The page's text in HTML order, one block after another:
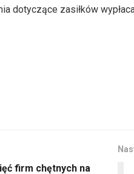
dotyczące zasiłków
firm chętnych na